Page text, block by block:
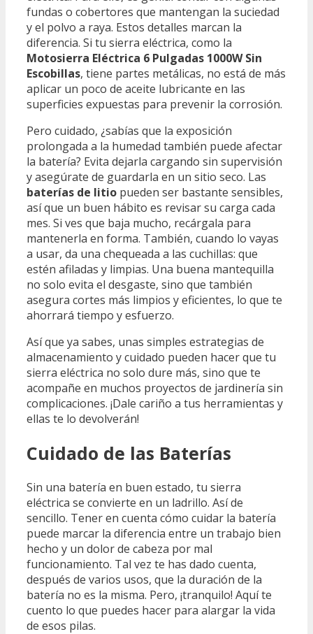
fundas o cobertores que mantengan la suciedad
y el polvo a raya. Estos detalles marcan la
diferencia. Si tu sierra eléctrica, como la
Motosierra Eléctrica 6 Pulgadas 1000W Sin
Escobillas, tiene partes metálicas, no está de más
aplicar un poco de aceite lubricante en las
superficies expuestas para prevenir la corrosión.
Pero cuidado, ¿sabías que la exposición
prolongada a la humedad también puede afectar
la batería? Evita dejarla cargando sin supervisión
y asegúrate de guardarla en un sitio seco. Las
baterías de litio pueden ser bastante sensibles,
así que un buen hábito es revisar su carga cada
mes. Si ves que baja mucho, recárgala para
mantenerla en forma. También, cuando lo vayas
a usar, da una chequeada a las cuchillas: que
estén afiladas y limpias. Una buena mantequilla
no solo evita el desgaste, sino que también
asegura cortes más limpios y eficientes, lo que te
ahorrará tiempo y esfuerzo.
Así que ya sabes, unas simples estrategias de
almacenamiento y cuidado pueden hacer que tu
sierra eléctrica no solo dure más, sino que te
acompañe en muchos proyectos de jardinería sin
complicaciones. ¡Dale cariño a tus herramientas y
ellas te lo devolverán!
Cuidado de las Baterías
Sin una batería en buen estado, tu sierra
eléctrica se convierte en un ladrillo. Así de
sencillo. Tener en cuenta cómo cuidar la batería
puede marcar la diferencia entre un trabajo bien
hecho y un dolor de cabeza por mal
funcionamiento. Tal vez te has dado cuenta,
después de varios usos, que la duración de la
batería no es la misma. Pero, ¡tranquilo! Aquí te
cuento lo que puedes hacer para alargar la vida
de esos pilas.